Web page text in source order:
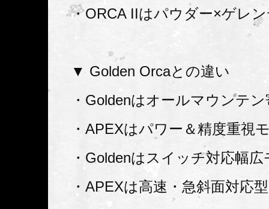
・ORCA IIはパウダー×ゲレ
▼ Golden Orcaとの違い
・Goldenはオールマウンテ
・APEXはパワー＆精度重視
・Goldenはスイッチ対応幅
・APEXは高速・急斜面対応型